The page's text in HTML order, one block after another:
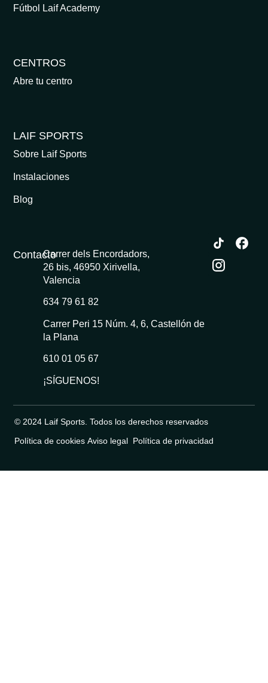
Fútbol Laif Academy
CENTROS
Abre tu centro
LAIF SPORTS
Sobre Laif Sports
Instalaciones
Blog
ContactoCarrer dels Encordadors,
26 bis, 46950 Xirivella,
Valencia
634 79 61 82
Carrer Peri 15 Núm. 4, 6, Castellón de
la Plana
610 01 05 67
¡SÍGUENOS!
© 2024 Laif Sports. Todos los derechos reservados
Política de cookies Aviso legal Política de privacidad